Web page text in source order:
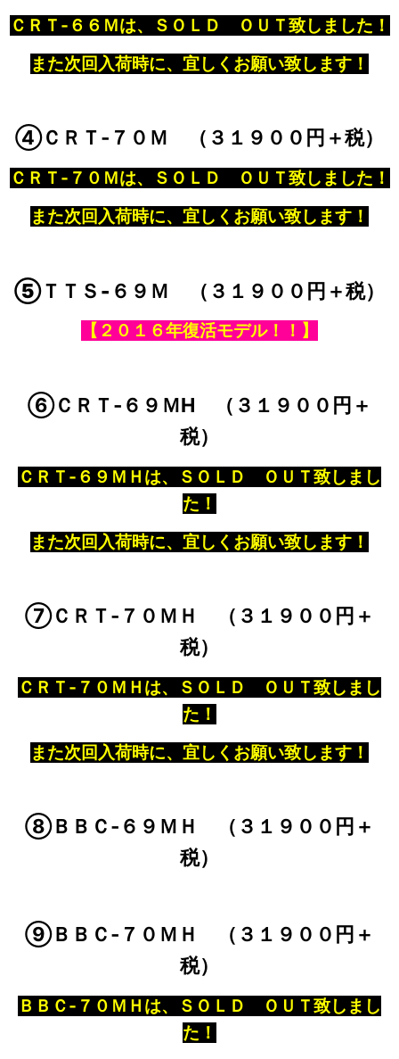
ＣＲＴ‐６６Ｍは、ＳＯＬＤ ＯＵＴ致しました！
また次回入荷時に、宜しくお願い致します！
④ＣＲＴ‐７０Ｍ （３１９００円＋税）
ＣＲＴ‐７０Ｍは、ＳＯＬＤ ＯＵＴ致しました！
また次回入荷時に、宜しくお願い致します！
⑤ＴＴＳ‐６９Ｍ （３１９００円＋税）
【２０１６年復活モデル！！】
⑥ＣＲＴ‐６９ＭH （３１９００円＋
税）
ＣＲＴ‐６９ＭＨは、ＳＯＬＤ ＯＵＴ致しまし
た！
また次回入荷時に、宜しくお願い致します！
⑦ＣＲＴ‐７０ＭＨ （３１９００円＋
税）
ＣＲＴ‐７０ＭＨは、ＳＯＬＤ ＯＵＴ致しまし
た！
また次回入荷時に、宜しくお願い致します！
⑧ＢＢＣ‐６９ＭＨ （３１９００円＋
税）
⑨ＢＢＣ‐７０ＭＨ （３１９００円＋
税）
ＢＢＣ‐７０ＭＨは、ＳＯＬＤ ＯＵＴ致しまし
た！